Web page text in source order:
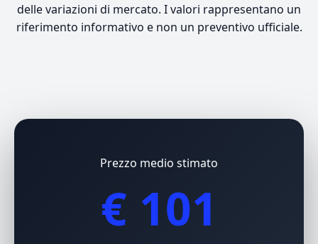
delle variazioni di mercato. I valori rappresentano un
riferimento informativo e non un preventivo ufficiale.
Prezzo medio stimato
€ 101